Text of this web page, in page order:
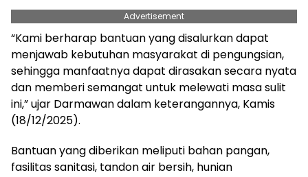
Advertisement
“Kami berharap bantuan yang disalurkan dapat
menjawab kebutuhan masyarakat di pengungsian,
sehingga manfaatnya dapat dirasakan secara nyata
dan memberi semangat untuk melewati masa sulit
ini,” ujar Darmawan dalam keterangannya, Kamis
(18/12/2025).
Bantuan yang diberikan meliputi bahan pangan,
fasilitas sanitasi, tandon air bersih, hunian